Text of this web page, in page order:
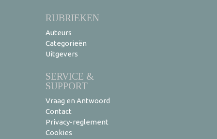
RUBRIEKEN
Auteurs
Categorieën
Uitgevers
SERVICE &
SUPPORT
Vraag en Antwoord
Contact
Privacy-reglement
Cookies